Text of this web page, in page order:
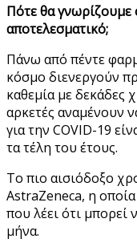
Πότε θα γνωρίζουμε
αποτελεσματικό;
Πάνω από πέντε
κόσμο διενεργούν
καθεμία με δεκάδες
αρκετές αναμένουν
για την COVID-19
τα τέλη του έτους.
Το πιο αισιόδοξο
AstraZeneca, η οποία
που λέει ότι μπορεί
μήνα.